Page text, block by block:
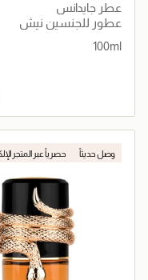
عطر جايدانس
عطور للجنسين نيش
100ml
جاري تحميل
وصل حديثاً حصرياً عبر المتجر